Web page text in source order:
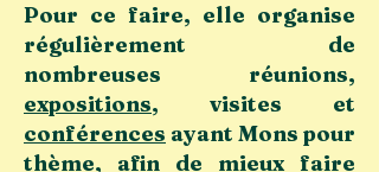
Pour ce faire, elle organise
régulièrement de
nombreuses réunions,
expositions, visites et
conférences ayant Mons pour
thème, afin de mieux faire